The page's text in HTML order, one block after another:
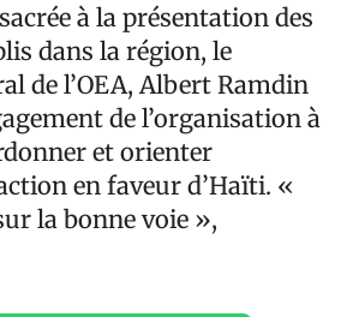
à la présentation des
dans la région, le
de l’OEA, Albert Ramdin
de l’organisation à
et orienter
en faveur d’Haïti. «
la bonne voie »,